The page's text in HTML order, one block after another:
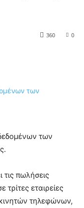
0
360
των
πωλήσεις
εταιρείες
τηλεφώνων,